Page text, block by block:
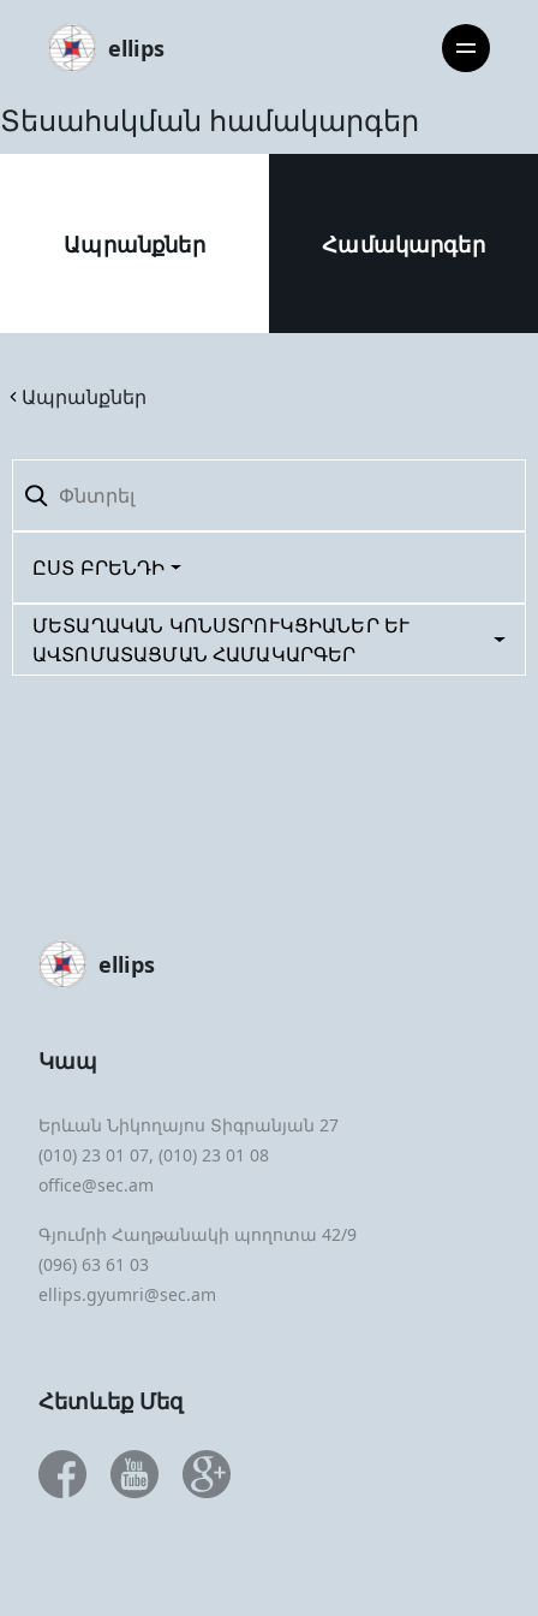
ellips
Տեսահսկման համակարգեր
Ապրանքներ Համակարգեր
Ապրանքներ
ԸՍՏ ԲՐԵՆԴԻ
ՄԵՏԱՂԱԿԱՆ ԿՈՆՍՏՐՈՒԿՑԻԱՆԵՐ ԵՒ Ա
ՎՏՈՄԱՏԱՑՄԱՆ ՀԱՄԱԿԱՐԳԵՐ
ellips
Կապ
Երևան Նիկողայոս Տիգրանյան 27
(010) 23 01 07, (010) 23 01 08
office@sec.am
Գյումրի Հաղթանակի պողոտա 42/9
(096) 63 61 03
ellips.gyumri@sec.am
Հետևեք Մեզ